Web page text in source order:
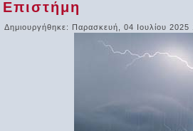
Επιστήμη
Δημιουργήθηκε: Παρασκευή, 04 Ιουλίου 2025